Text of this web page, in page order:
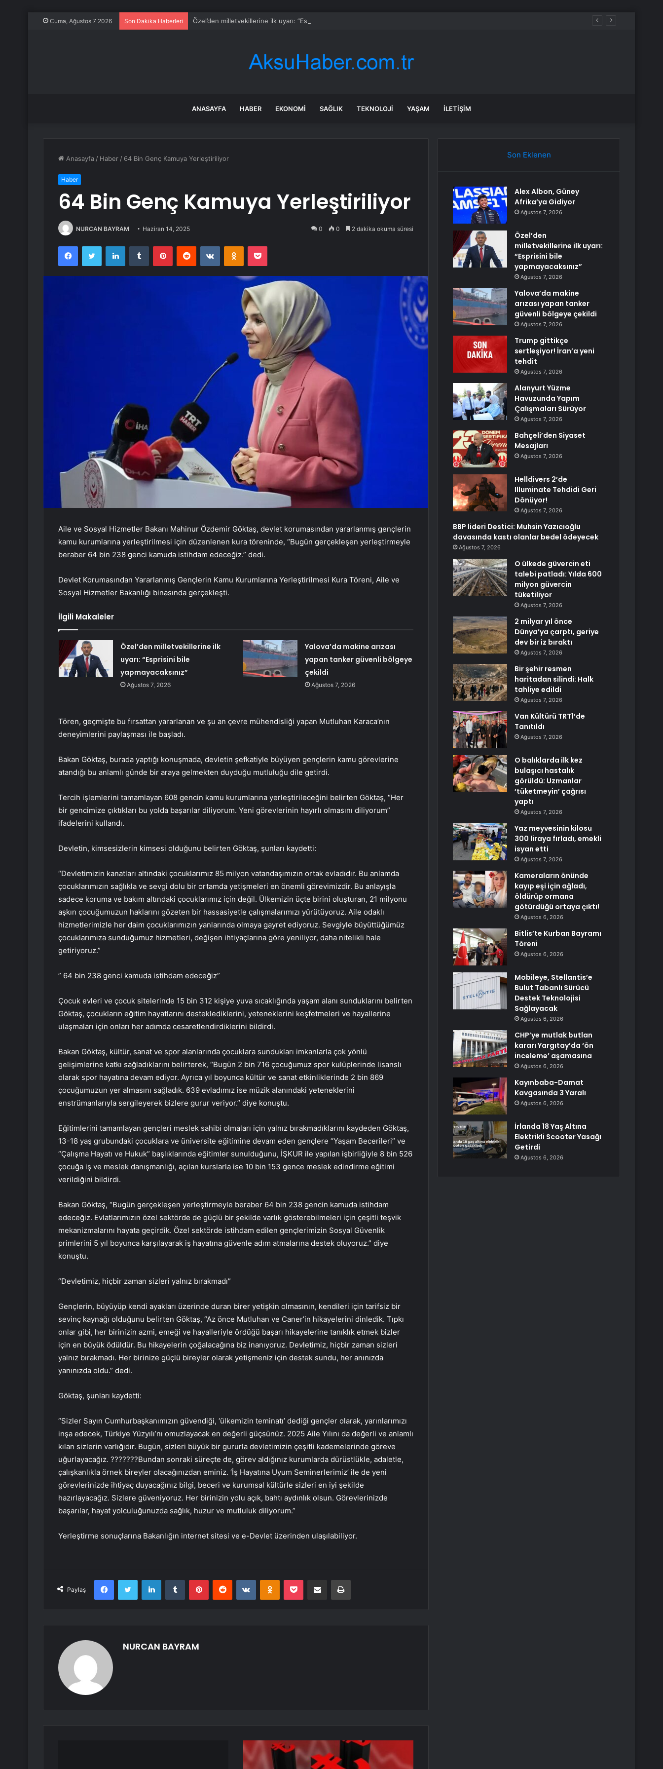
Cuma, Ağustos 7 2026 Son Dakika Haberleri Özel’den milletvekillerine ilk uyarı: “Esprisini bile yapmayacaksınız”
ANASAYFA HABER EKONOMI SAĞLIK TEKNOLOJI YAŞAM İLETIŞIM
Anasayfa / Haber / 64 Bin Genç Kamuya Yerleştiriliyor
Haber
64 Bin Genç Kamuya Yerleştiriliyor
NURCAN BAYRAM Haziran 14, 2025 0 0 2 dakika okuma süresi
FacebookTwitter LinkedInTumblr PinterestReddit VKontakteOdnoklassniki
Pocket
Aile ve Sosyal Hizmetler Bakanı Mahinur Özdemir Göktaş, devlet korumasından yararlanmış gençlerin
kamu kurumlarına yerleştirilmesi için düzenlenen kura töreninde, “Bugün gerçekleşen yerleştirmeyle
beraber 64 bin 238 genci kamuda istihdam edeceğiz.” dedi.
Devlet Korumasından Yararlanmış Gençlerin Kamu Kurumlarına Yerleştirilmesi Kura Töreni, Aile ve
Sosyal Hizmetler Bakanlığı binasında gerçekleşti.
İlgili Makaleler
Özel’den milletvekillerine ilk
uyarı: “Esprisini bile
yapmayacaksınız”
Ağustos 7, 2026
Yalova’da makine arızası
yapan tanker güvenli bölgeye
çekildi
Ağustos 7, 2026
Tören, geçmişte bu fırsattan yararlanan ve şu an çevre mühendisliği yapan Mutluhan Karaca’nın
deneyimlerini paylaşması ile başladı.
Bakan Göktaş, burada yaptığı konuşmada, devletin şefkatiyle büyüyen gençlerin kamu görevlerine
atandığı bu anlamlı günde bir araya gelmekten duyduğu mutluluğu dile getirdi.
Tercih işlemlerini tamamlayan 608 gencin kamu kurumlarına yerleştirileceğini belirten Göktaş, “Her
bir gencimize çıktıkları bu yolda başarılar diliyorum. Yeni görevlerinin hayırlı olmasını diliyorum”
ifadelerini kullandı.
Devletin, kimsesizlerin kimsesi olduğunu belirten Göktaş, şunları kaydetti:
“Devletimizin kanatları altındaki çocuklarımız 85 milyon vatandaşımızın ortak evladıdır. Bu anlamda
çocuklarımızın sağlıkla ve sevgi dolu bir ortamda yetişmeleri en önemli görevimizdir. Bu anlayışla
sadece koruma ve bakım altındaki çocuklarımız için değil. Ülkemizin üçte birini oluşturan, 21 milyonu
aşkın çocuğumuzun haklarını gözeten bir hassasiyetle çalışmalarımızı yürütüyoruz. Aile odaklı
hizmetlerimizle her daim çocuklarımızın yanlarında olmaya gayret ediyoruz. Sevgiyle büyüttüğümüz
çocuklarımıza sunduğumuz hizmetleri, değişen ihtiyaçlarına göre yeniliyor, daha nitelikli hale
getiriyoruz.”
” 64 bin 238 genci kamuda istihdam edeceğiz”
Çocuk evleri ve çocuk sitelerinde 15 bin 312 kişiye yuva sıcaklığında yaşam alanı sunduklarını belirten
Göktaş, çocukların eğitim hayatlarını desteklediklerini, yeteneklerini keşfetmeleri ve hayallerine
ulaşmaları için onları her adımda cesaretlendirdiklerini bildirdi.
Bakan Göktaş, kültür, sanat ve spor alanlarında çocuklara sundukları imkanlarla çok yönlü
gelişimlerine katkı sağladıklarını belirterek, “Bugün 2 bin 716 çocuğumuz spor kulüplerinde lisanslı
olarak spor hayatına devam ediyor. Ayrıca yıl boyunca kültür ve sanat etkinliklerinde 2 bin 869
çocuğumuzun yer almasını sağladık. 639 evladımız ise müzik alanındaki yeteneklerini
enstrümanlarıyla sergileyerek bizlere gurur veriyor.” diye konuştu.
Eğitimlerini tamamlayan gençleri meslek sahibi olmaları için yalnız bırakmadıklarını kaydeden Göktaş,
13-18 yaş grubundaki çocuklara ve üniversite eğitimine devam eden gençlere “Yaşam Becerileri” ve
“Çalışma Hayatı ve Hukuk” başlıklarında eğitimler sunulduğunu, İŞKUR ile yapılan işbirliğiyle 8 bin 526
çocuğa iş ve meslek danışmanlığı, açılan kurslarla ise 10 bin 153 gence meslek edindirme eğitimi
verildiğini bildirdi.
Bakan Göktaş, “Bugün gerçekleşen yerleştirmeyle beraber 64 bin 238 gencin kamuda istihdam
edeceğiz. Evlatlarımızın özel sektörde de güçlü bir şekilde varlık gösterebilmeleri için çeşitli teşvik
mekanizmalarını hayata geçirdik. Özel sektörde istihdam edilen gençlerimizin Sosyal Güvenlik
primlerini 5 yıl boyunca karşılayarak iş hayatına güvenle adım atmalarına destek oluyoruz.” diye
konuştu.
“Devletimiz, hiçbir zaman sizleri yalnız bırakmadı”
Gençlerin, büyüyüp kendi ayakları üzerinde duran birer yetişkin olmasının, kendileri için tarifsiz bir
sevinç kaynağı olduğunu belirten Göktaş, “Az önce Mutluhan ve Caner’in hikayelerini dinledik. Tıpkı
onlar gibi, her birinizin azmi, emeği ve hayalleriyle ördüğü başarı hikayelerine tanıklık etmek bizler
için en büyük ödüldür. Bu hikayelerin çoğalacağına biz inanıyoruz. Devletimiz, hiçbir zaman sizleri
yalnız bırakmadı. Her birinize güçlü bireyler olarak yetişmeniz için destek sundu, her anınızda
yanınızda oldu.” dedi.
Göktaş, şunları kaydetti:
“Sizler Sayın Cumhurbaşkanımızın güvendiği, ‘ülkemizin teminatı’ dediği gençler olarak, yarınlarımızı
inşa edecek, Türkiye Yüzyılı’nı omuzlayacak en değerli güçsünüz. 2025 Aile Yılını da değerli ve anlamlı
kılan sizlerin varlığıdır. Bugün, sizleri büyük bir gururla devletimizin çeşitli kademelerinde göreve
uğurlayacağız. ???????Bundan sonraki süreçte de, görev aldığınız kurumlarda dürüstlükle, adaletle,
çalışkanlıkla örnek bireyler olacağınızdan eminiz. ‘İş Hayatına Uyum Seminerlerimiz’ ile de yeni
görevlerinizde ihtiyaç duyacağınız bilgi, beceri ve kurumsal kültürle sizleri en iyi şekilde
hazırlayacağız. Sizlere güveniyoruz. Her birinizin yolu açık, bahtı aydınlık olsun. Görevlerinizde
başarılar, hayat yolculuğunuzda sağlık, huzur ve mutluluk diliyorum.”
Yerleştirme sonuçlarına Bakanlığın internet sitesi ve e-Devlet üzerinden ulaşılabiliyor.
Paylaş
FacebookTwitter LinkedInTumblr PinterestReddit VKontakteOdnoklassniki
Pocket E-Posta ile paylaş Yazdır
NURCAN BAYRAM
Son Eklenen
Alex Albon, Güney
Afrika’ya Gidiyor
Ağustos 7, 2026
Özel’den
milletvekillerine ilk uyarı:
“Esprisini bile
yapmayacaksınız”
Ağustos 7, 2026
Yalova’da makine
arızası yapan tanker
güvenli bölgeye çekildi
Ağustos 7, 2026
Trump gittikçe
sertleşiyor! İran’a yeni
tehdit
Ağustos 7, 2026
Alanyurt Yüzme
Havuzunda Yapım
Çalışmaları Sürüyor
Ağustos 7, 2026
Bahçeli’den Siyaset
Mesajları
Ağustos 7, 2026
Helldivers 2’de
Illuminate Tehdidi Geri
Dönüyor!
Ağustos 7, 2026
BBP lideri Destici: Muhsin Yazıcıoğlu
davasında kastı olanlar bedel ödeyecek
Ağustos 7, 2026
O ülkede güvercin eti
talebi patladı: Yılda 600
milyon güvercin
tüketiliyor
Ağustos 7, 2026
2 milyar yıl önce
Dünya’ya çarptı, geriye
dev bir iz bıraktı
Ağustos 7, 2026
Bir şehir resmen
haritadan silindi: Halk
tahliye edildi
Ağustos 7, 2026
Van Kültürü TRT1’de
Tanıtıldı
Ağustos 7, 2026
O balıklarda ilk kez
bulaşıcı hastalık
görüldü: Uzmanlar
‘tüketmeyin’ çağrısı
yaptı
Ağustos 7, 2026
Yaz meyvesinin kilosu
300 liraya fırladı, emekli
isyan etti
Ağustos 7, 2026
Kameraların önünde
kayıp eşi için ağladı,
öldürüp ormana
götürdüğü ortaya çıktı!
Ağustos 6, 2026
Bitlis’te Kurban Bayramı
Töreni
Ağustos 6, 2026
Mobileye, Stellantis’e
Bulut Tabanlı Sürücü
Destek Teknolojisi
Sağlayacak
Ağustos 6, 2026
CHP’ye mutlak butlan
kararı Yargıtay’da ‘ön
inceleme’ aşamasına
Ağustos 6, 2026
Kayınbaba-Damat
Kavgasında 3 Yaralı
Ağustos 6, 2026
İrlanda 18 Yaş Altına
Elektrikli Scooter Yasağı
Getirdi
Ağustos 6, 2026